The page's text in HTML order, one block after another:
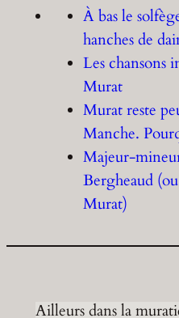
À bas le
hanches de
Les chansons
Murat
Murat reste
Manche.
Majeur-
Bergheaud
Murat)
Ailleurs dans la